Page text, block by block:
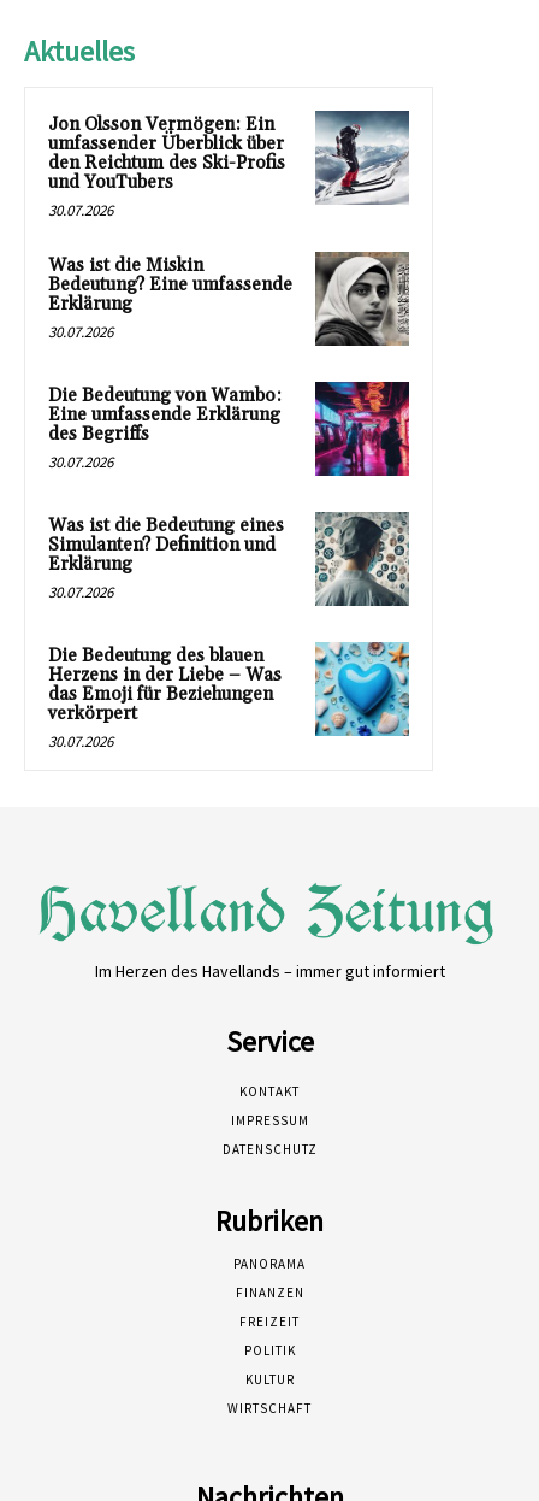
Aktuelles
Jon Olsson Vermögen: Ein
umfassender Überblick über
den Reichtum des Ski-Profis
und YouTubers
30.07.2026
Was ist die Miskin
Bedeutung? Eine umfassende
Erklärung
30.07.2026
Die Bedeutung von Wambo:
Eine umfassende Erklärung
des Begriffs
30.07.2026
Was ist die Bedeutung eines
Simulanten? Definition und
Erklärung
30.07.2026
Die Bedeutung des blauen
Herzens in der Liebe – Was
das Emoji für Beziehungen
verkörpert
30.07.2026
Im Herzen des Havellands – immer gut informiert
Service
KONTAKT
IMPRESSUM
DATENSCHUTZ
Rubriken
PANORAMA
FINANZEN
FREIZEIT
POLITIK
KULTUR
WIRTSCHAFT